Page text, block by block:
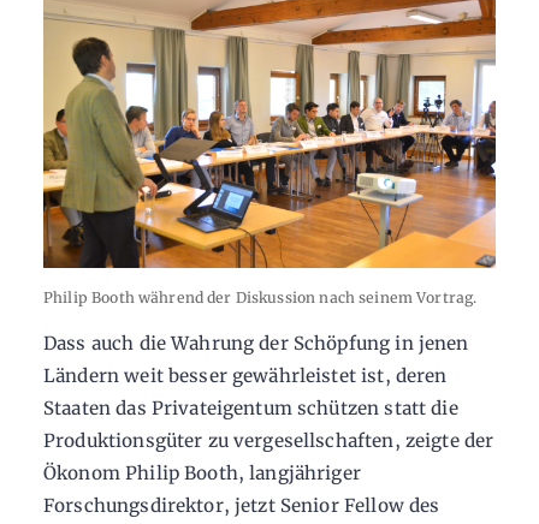
Philip Booth während der Diskussion nach seinem Vortrag.
Dass auch die Wahrung der Schöpfung in jenen
Ländern weit besser gewährleistet ist, deren
Staaten das Privateigentum schützen statt die
Produktionsgüter zu vergesellschaften, zeigte der
Ökonom Philip Booth, langjähriger
Forschungsdirektor, jetzt Senior Fellow des